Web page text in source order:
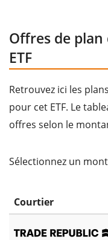
Offres de plan
ETF
Retrouvez ici les
pour cet ETF. Le
offres selon le
Sélectionnez un
Courtier